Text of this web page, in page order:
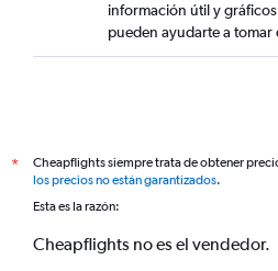
información útil y
pueden ayudarte a tomar
*
Cheapflights siempre trata de obtener
los precios no están garantizados.
Esta es la razón:
Cheapflights no es el vendedor.